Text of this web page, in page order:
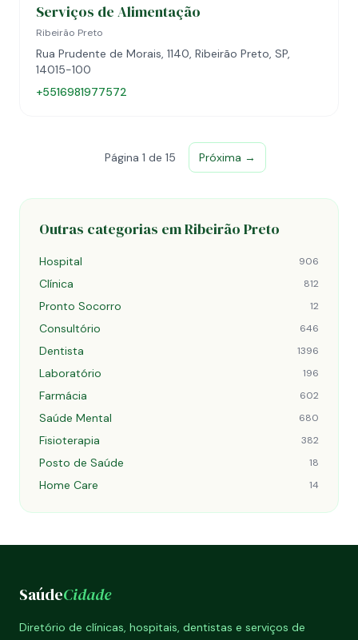
Serviços de Alimentação
Ribeirão Preto
Rua Prudente de Morais, 1140, Ribeirão Preto, SP,
14015-100
+5516981977572
Página 1 de 15 Próxima →
Outras categorias em Ribeirão Preto
Hospital 906
Clínica 812
Pronto Socorro 12
Consultório 646
Dentista 1396
Laboratório 196
Farmácia 602
Saúde Mental 680
Fisioterapia 382
Posto de Saúde 18
Home Care 14
SaúdeCidade
Diretório de clínicas, hospitais, dentistas e serviços de